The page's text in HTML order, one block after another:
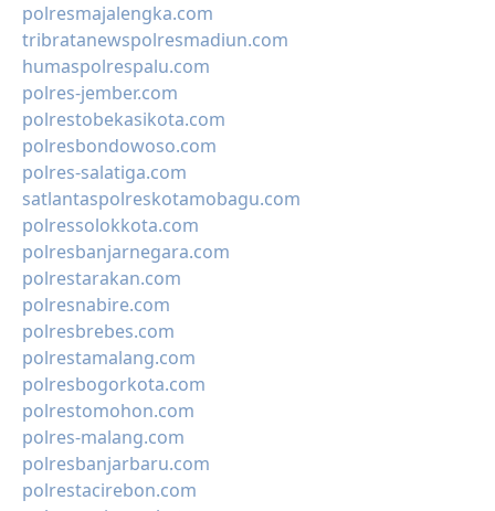
polresmajalengka.com
tribratanewspolresmadiun.com
humaspolrespalu.com
polres-jember.com
polrestobekasikota.com
polresbondowoso.com
polres-salatiga.com
satlantaspolreskotamobagu.com
polressolokkota.com
polresbanjarnegara.com
polrestarakan.com
polresnabire.com
polresbrebes.com
polrestamalang.com
polresbogorkota.com
polrestomohon.com
polres-malang.com
polresbanjarbaru.com
polrestacirebon.com